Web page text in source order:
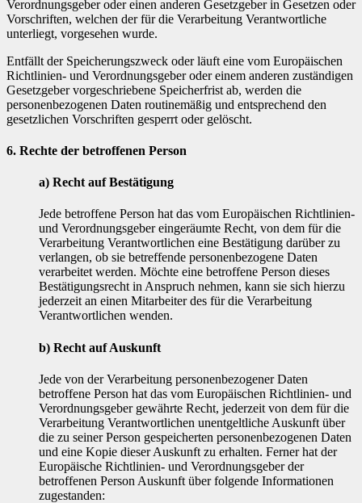
Verordnungsgeber oder einen anderen Gesetzgeber in Gesetzen oder
Vorschriften, welchen der für die Verarbeitung Verantwortliche
unterliegt, vorgesehen wurde.
Entfällt der Speicherungszweck oder läuft eine vom Europäischen
Richtlinien- und Verordnungsgeber oder einem anderen zuständigen
Gesetzgeber vorgeschriebene Speicherfrist ab, werden die
personenbezogenen Daten routinemäßig und entsprechend den
gesetzlichen Vorschriften gesperrt oder gelöscht.
6. Rechte der betroffenen Person
a) Recht auf Bestätigung
Jede betroffene Person hat das vom Europäischen Richtlinien-
und Verordnungsgeber eingeräumte Recht, von dem für die
Verarbeitung Verantwortlichen eine Bestätigung darüber zu
verlangen, ob sie betreffende personenbezogene Daten
verarbeitet werden. Möchte eine betroffene Person dieses
Bestätigungsrecht in Anspruch nehmen, kann sie sich hierzu
jederzeit an einen Mitarbeiter des für die Verarbeitung
Verantwortlichen wenden.
b) Recht auf Auskunft
Jede von der Verarbeitung personenbezogener Daten
betroffene Person hat das vom Europäischen Richtlinien- und
Verordnungsgeber gewährte Recht, jederzeit von dem für die
Verarbeitung Verantwortlichen unentgeltliche Auskunft über
die zu seiner Person gespeicherten personenbezogenen Daten
und eine Kopie dieser Auskunft zu erhalten. Ferner hat der
Europäische Richtlinien- und Verordnungsgeber der
betroffenen Person Auskunft über folgende Informationen
zugestanden: